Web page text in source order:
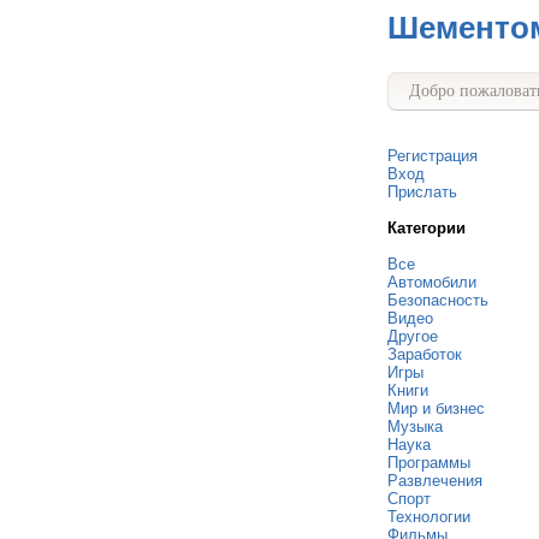
Добро
Регистрация
Вход
Прислать
Категории
Все
Автомобили
Безопасность
Видео
Другое
Заработок
Игры
Книги
Мир и бизнес
Музыка
Наука
Программы
Развлечения
Спорт
Технологии
Фильмы